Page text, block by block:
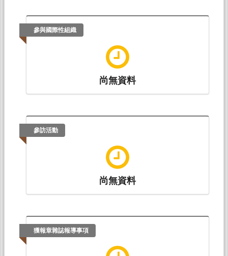
參與國際性組織
尚無資料
參訪活動
尚無資料
獲報章雜誌報導事項